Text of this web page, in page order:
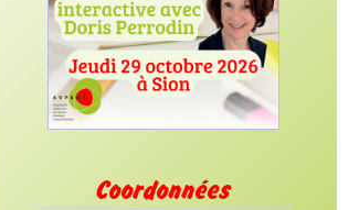
Coordonnées